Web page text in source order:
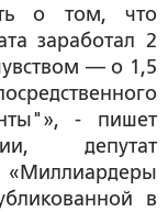
о том, что
заработал 2
— о 1,5
- пишет
депутат
«Миллиардеры
в